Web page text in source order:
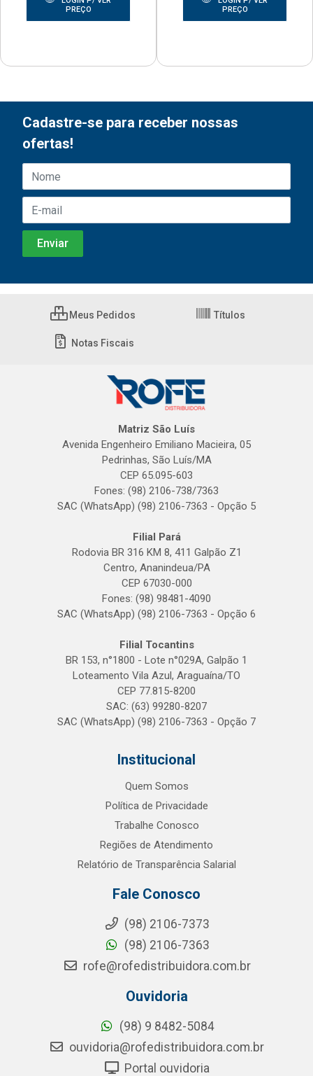
PREÇO
PREÇO
Cadastre-se para receber nossas
ofertas!
Meus Pedidos Títulos
Notas Fiscais
Matriz São Luís
Avenida Engenheiro Emiliano Macieira, 05
Pedrinhas, São Luís/MA
CEP 65.095-603
Fones: (98) 2106-738/7363
SAC (WhatsApp) (98) 2106-7363 - Opção 5
Filial Pará
Rodovia BR 316 KM 8, 411 Galpão Z1
Centro, Ananindeua/PA
CEP 67030-000
Fones: (98) 98481-4090
SAC (WhatsApp) (98) 2106-7363 - Opção 6
Filial Tocantins
BR 153, n°1800 - Lote n°029A, Galpão 1
Loteamento Vila Azul, Araguaína/TO
CEP 77.815-8200
SAC: (63) 99280-8207
SAC (WhatsApp) (98) 2106-7363 - Opção 7
Institucional
Quem Somos
Política de Privacidade
Trabalhe Conosco
Regiões de Atendimento
Relatório de Transparência Salarial
Fale Conosco
(98) 2106-7373
(98) 2106-7363
rofe@rofedistribuidora.com.br
Ouvidoria
(98) 9 8482-5084
ouvidoria@rofedistribuidora.com.br
Portal ouvidoria